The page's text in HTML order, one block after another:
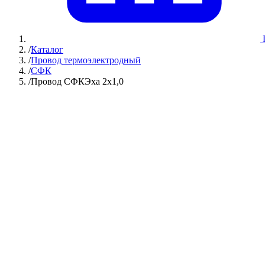
/Каталог
/Провод термоэлектродный
/СФК
/Провод СФКЭха 2х1,0